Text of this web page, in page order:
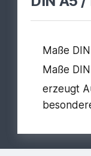
Maße
Maße
erzeugt